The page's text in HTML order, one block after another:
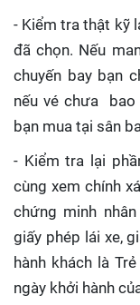
- Kiểm tra thật kỹ
đã chọn. Nếu
chuyến bay bạn
nếu vé chưa
bạn mua tại sân
- Kiểm tra lại
cùng xem chính
chứng minh
giấy phép lái xe,
hành khách là
ngày khởi hành